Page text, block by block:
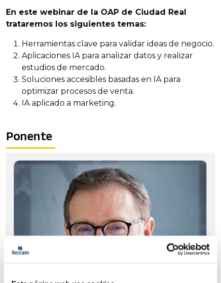
En este webinar de la OAP de Ciudad Real
trataremos los siguientes temas:
Herramientas clave para validar ideas de negocio.
Aplicaciones IA para analizar datos y realizar
estudios de mercado.
Soluciones accesibles basadas en IA para
optimizar procesos de venta.
IA aplicado a marketing.
Ponente